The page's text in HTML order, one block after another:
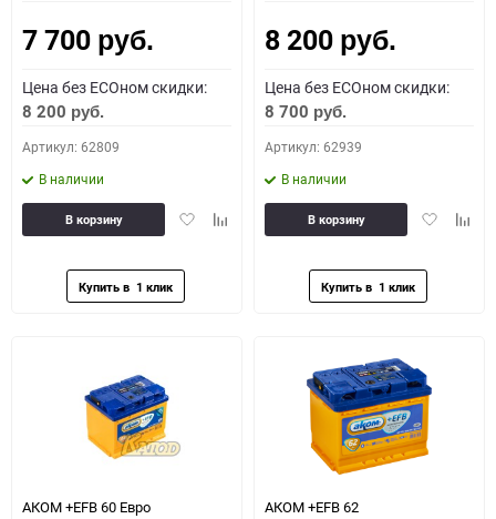
7 700 руб.
Цена без ECOном скидки:
8 200 руб.
Артикул: 62809
В наличии
ДобавитьДобавить
В корзину
8 200 руб.
Цена без ECOном скидки:
8 700 руб.
Артикул: 62939
В наличии
Добавить
В корзину
АКОМ +EFB 60 Евро АКОМ +EFB 62